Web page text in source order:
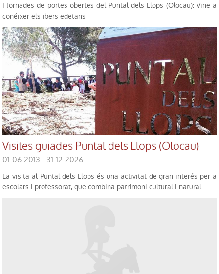
I Jornades de portes obertes del Puntal dels Llops (Olocau): Vine a
conéixer els ibers edetans
Visites guiades Puntal dels Llops (Olocau)
01-06-2013 - 31-12-2026
La visita al Puntal dels Llops és una activitat de gran interés per a
escolars i professorat, que combina patrimoni cultural i natural.